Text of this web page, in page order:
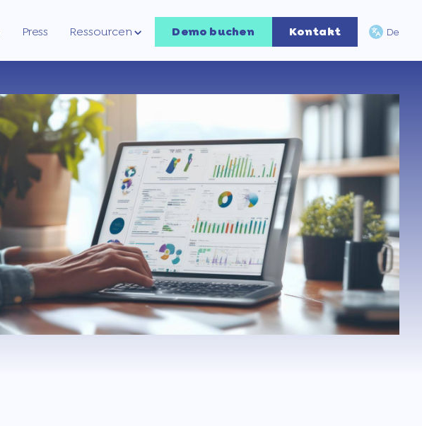
Press Ressourcen Demo buchen Kontakt De